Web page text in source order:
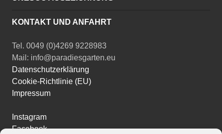
KONTAKT UND ANFAHRT
Tel. 0049 (0)4269 9228983
Mail: info@paradiesgarten.eu
Datenschutzerklärung
Cookie-Richtlinie (EU)
Impressum
Instagram
Facebook